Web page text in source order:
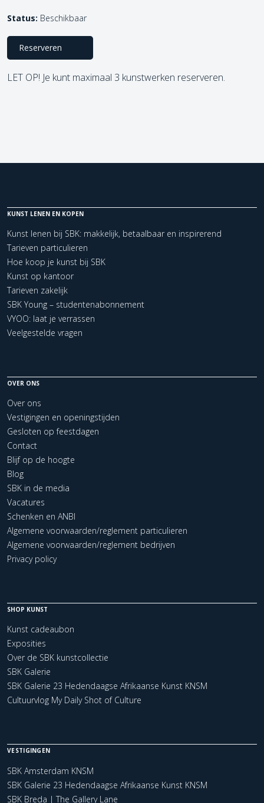
Status: Beschikbaar
Reserveren
LET OP! Je kunt maximaal 3 kunstwerken reserveren.
KUNST LENEN EN KOPEN
Kunst lenen bij SBK: makkelijk, betaalbaar en inspirerend
Tarieven particulieren
Hoe koop je kunst bij SBK
Kunst op kantoor
Tarieven zakelijk
SBK Young – studentenabonnement
VYOO: laat je verrassen
Veelgestelde vragen
OVER ONS
Over ons
Vestigingen en openingstijden
Gesloten op feestdagen
Contact
Blijf op de hoogte
Blog
SBK in de media
Vacatures
Schenken en ANBI
Algemene voorwaarden/reglement particulieren
Algemene voorwaarden/reglement bedrijven
Privacy policy
SHOP KUNST
Kunst cadeaubon
Exposities
Over de SBK kunstcollectie
SBK Galerie
SBK Galerie 23 Hedendaagse Afrikaanse Kunst KNSM
Cultuurvlog My Daily Shot of Culture
VESTIGINGEN
SBK Amsterdam KNSM
SBK Galerie 23 Hedendaagse Afrikaanse Kunst KNSM
SBK Breda | The Gallery Lane